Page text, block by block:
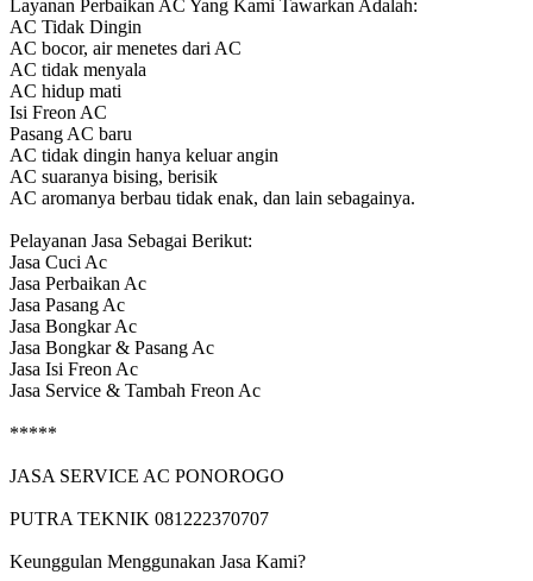
Layanan Perbaikan AC Yang Kami Tawarkan Adalah:
AC Tidak Dingin
AC bocor, air menetes dari AC
AC tidak menyala
AC hidup mati
Isi Freon AC
Pasang AC baru
AC tidak dingin hanya keluar angin
AC suaranya bising, berisik
AC aromanya berbau tidak enak, dan lain sebagainya.
Pelayanan Jasa Sebagai Berikut:
Jasa Cuci Ac
Jasa Perbaikan Ac
Jasa Pasang Ac
Jasa Bongkar Ac
Jasa Bongkar & Pasang Ac
Jasa Isi Freon Ac
Jasa Service & Tambah Freon Ac
*****
JASA SERVICE AC PONOROGO
PUTRA TEKNIK 081222370707
Keunggulan Menggunakan Jasa Kami?